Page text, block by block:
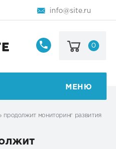
info@site.ru
8
123-
0
МЕНЮ
продолжит мониторинг развития